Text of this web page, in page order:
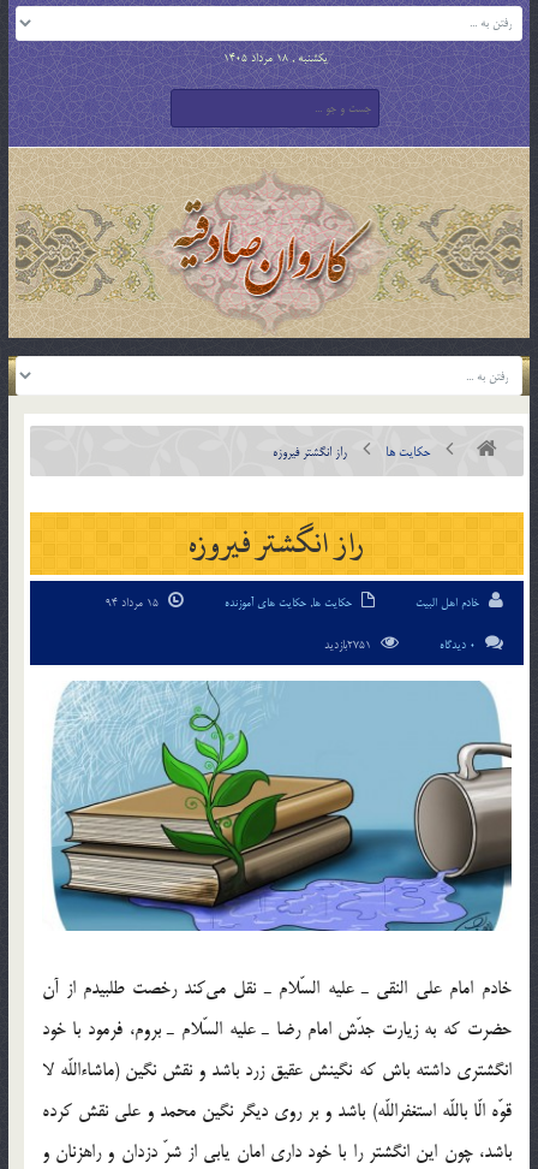
یکشنبه , 18 مرداد 1405
حکایت ها راز انگشتر فيروزه
راز انگشتر فيروزه
خادم اهل البیت حکایت ها, حکایت های آموزنده
0 دیدگاه
خادم امام علي النقي ـ عليه السّلام ـ نقل مي‌‎كند رخصت طلبيدم از آن
حضرت كه به زيارت جدّش امام رضا ـ عليه السّلام ـ بروم، فرمود با خود
انگشتري داشته باش كه نگينش عقيق زرد باشد و نقش نگين (ماشاءاللّه لا
قوّه الّا باللّه استغفراللّه) باشد و بر روي ديگر نگين محمد و علي نقش كرده
باشد، چون اين انگشتر را با خود داري امان يابي از شرّ دزدان و راهزنان و